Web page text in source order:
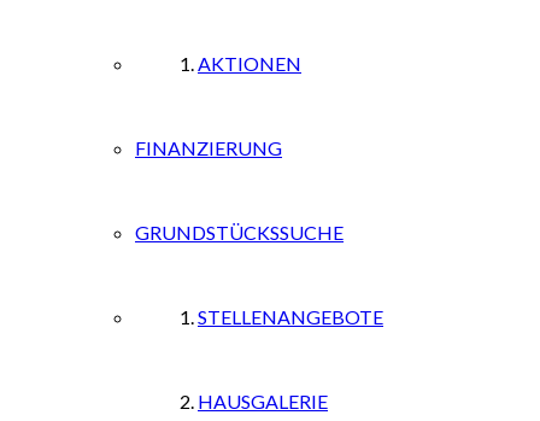
AKTIONEN
FINANZIERUNG
GRUNDSTÜCKSSUCHE
STELLENANGEBOTE
HAUSGALERIE